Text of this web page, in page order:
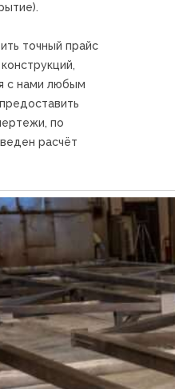
точный прайс
с нами любым
по
расчёт